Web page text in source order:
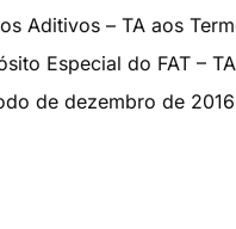
Aditivos – TA aos
Especial do FAT –
de dezembro de